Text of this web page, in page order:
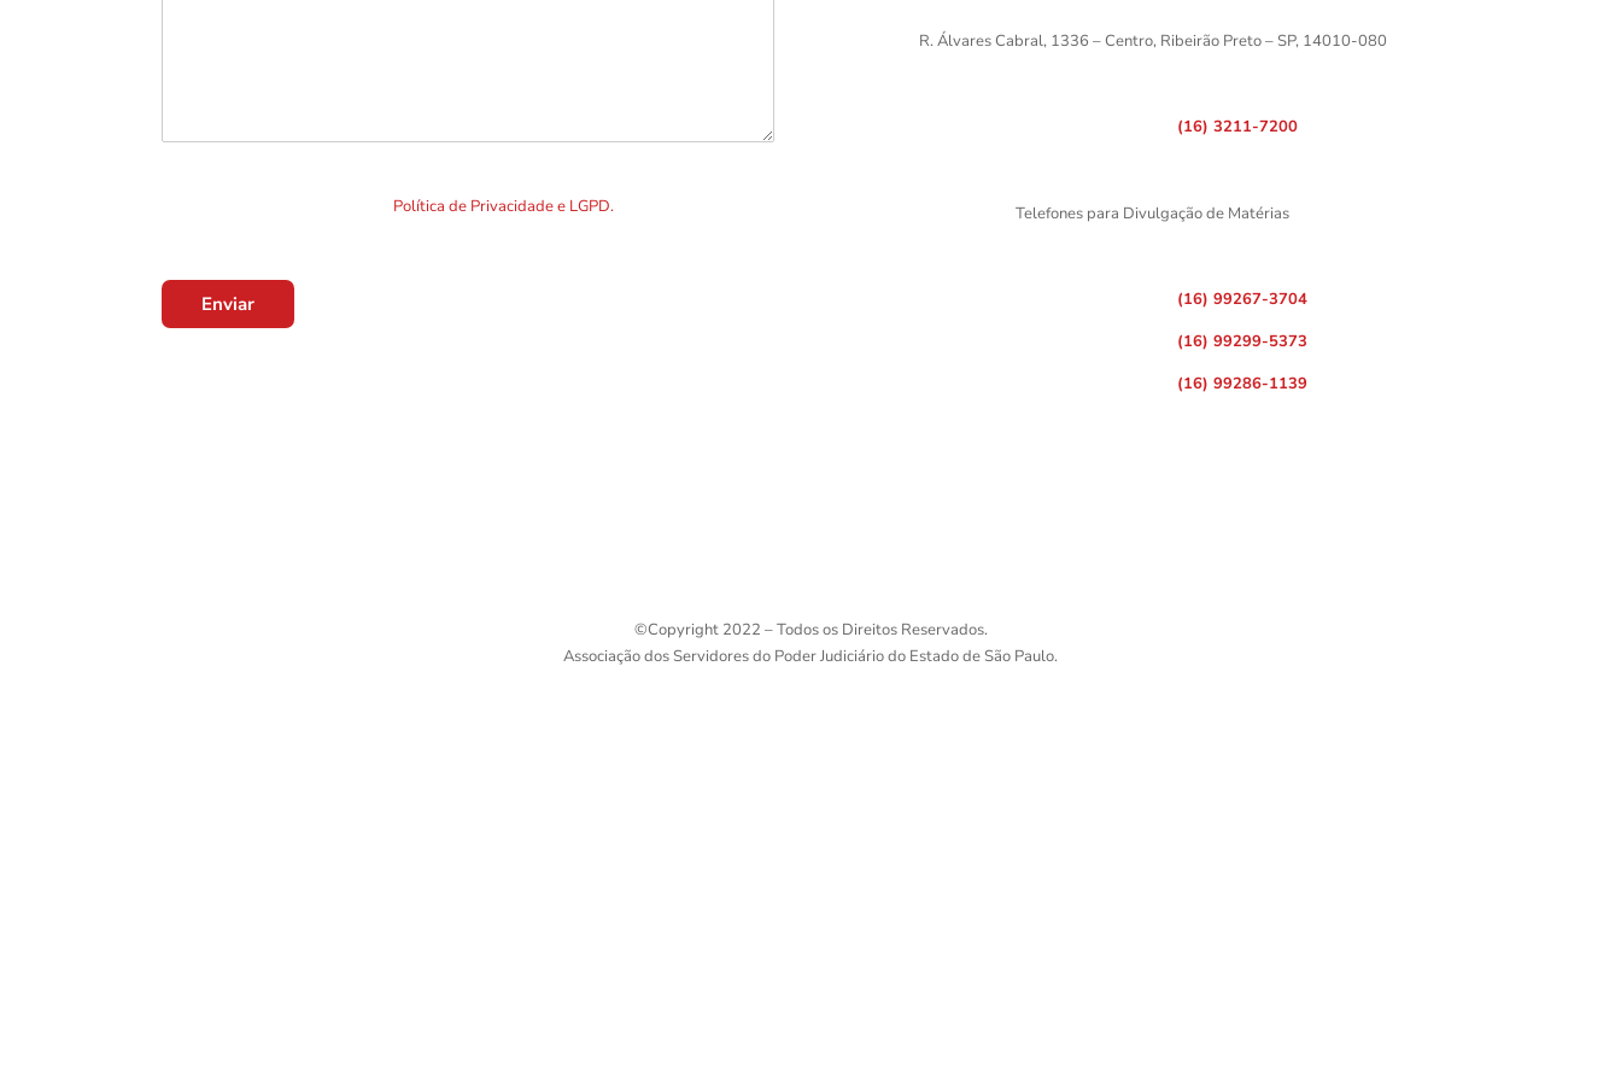
Política de Privacidade e LGPD.
Enviar
R. Álvares Cabral, 1336 – Centro, Ribeirão Preto – SP, 14010-080
(16) 3211-7200
Telefones para Divulgação de Matérias
(16) 99267-3704
(16) 99299-5373
(16) 99286-1139
©Copyright 2022 – Todos os Direitos Reservados.
Associação dos Servidores do Poder Judiciário do Estado de São Paulo.